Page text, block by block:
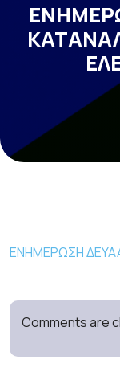
ΕΝΗΜΕΡΩΣΗ
Comments are